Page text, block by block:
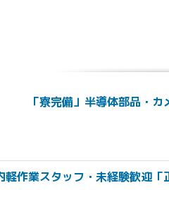
「寮完備」半導体部品・
軽作業スタッフ・未経験歓迎